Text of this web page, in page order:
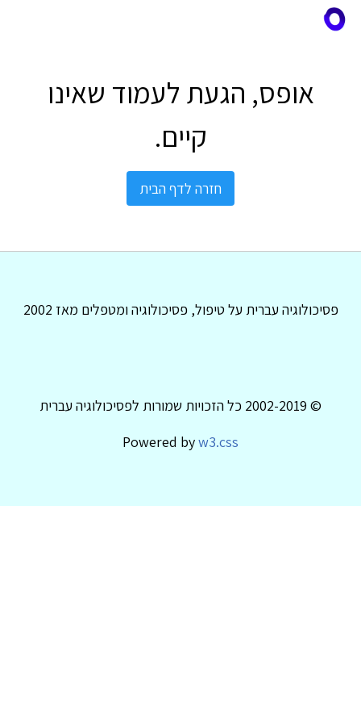
אופס, הגעת לעמוד שאינו
קיים.
חזרה לדף הבית
פסיכולוגיה עברית על טיפול, פסיכולוגיה ומטפלים מאז 2002
© 2002-2019 כל הזכויות שמורות לפסיכולוגיה עברית
Powered byw3.css